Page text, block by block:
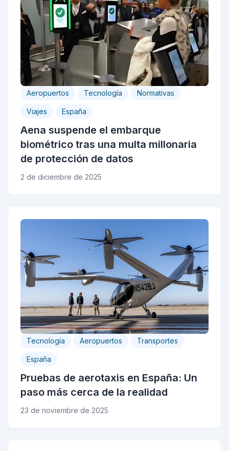
Aeropuertos Tecnología Normativas
Viajes España
Aena suspende el embarque
biométrico tras una multa millonaria
de protección de datos
2 de diciembre de 2025
Tecnología Aeropuertos Transportes
España
Pruebas de aerotaxis en España: Un
paso más cerca de la realidad
23 de noviembre de 2025